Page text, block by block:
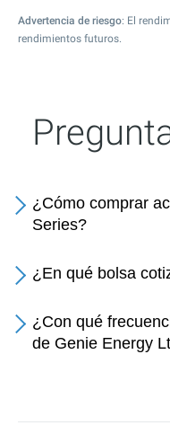
Advertencia de riesgo: El
rendimientos futuros.
¿Cómo comprar
Series?
¿En qué bolsa
¿Con qué
de Genie Energy